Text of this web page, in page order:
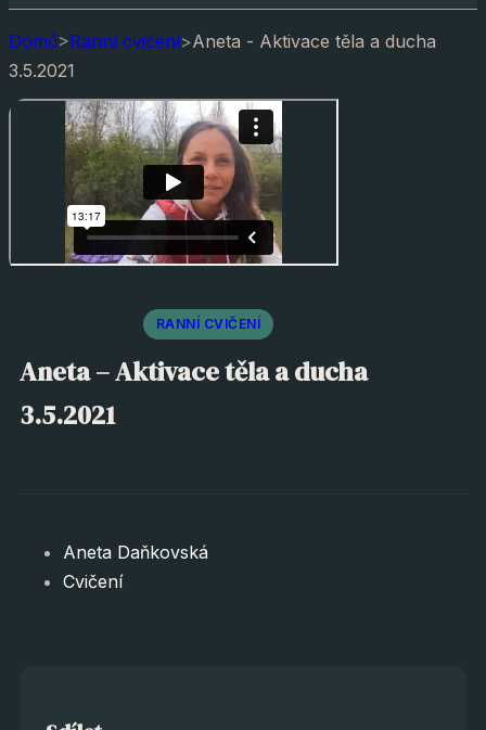
Domů>Ranní cvičení>Aneta - Aktivace těla a ducha
3.5.2021
RANNÍ CVIČENÍ
Aneta – Aktivace těla a ducha
3.5.2021
Aneta Daňkovská
Cvičení